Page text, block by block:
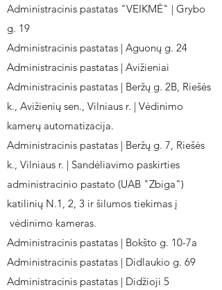
Administracinis pastatas "VEIKMĖ" | Grybo
g. 19
Administracinis pastatas | Aguonų g. 24
Administracinis pastatas | Avižieniai
Administracinis pastatas | Beržų g. 2B, Riešės
k., Avižienių sen., Vilniaus r. | Vėdinimo
kamerų automatizacija.
Administracinis pastatas | Beržų g. 7, Riešės
k., Vilniaus r. | Sandėliavimo paskirties
administracinio pastato (UAB "Zbiga")
katilinių N.1, 2, 3 ir šilumos tiekimas į
vėdinimo kameras.
Administracinis pastatas | Bokšto g. 10-7a
Administracinis pastatas | Didlaukio g. 69
Administracinis pastatas | Didžioji 5